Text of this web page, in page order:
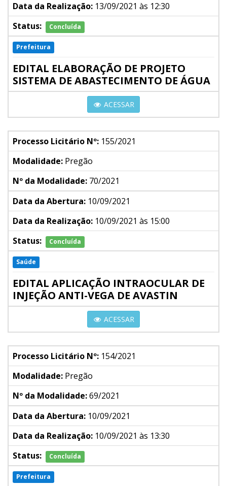
Data da Realização: 13/09/2021 às 12:30
Status:
Concluída
Prefeitura
EDITAL ELABORAÇÃO DE PROJETO
SISTEMA DE ABASTECIMENTO DE ÁGUA
ACESSAR
Processo Licitário Nº: 155/2021
Modalidade: Pregão
Nº da Modalidade: 70/2021
Data da Abertura: 10/09/2021
Data da Realização: 10/09/2021 às 15:00
Status:
Concluída
Saúde
EDITAL APLICAÇÃO INTRAOCULAR DE
INJEÇÃO ANTI-VEGA DE AVASTIN
ACESSAR
Processo Licitário Nº: 154/2021
Modalidade: Pregão
Nº da Modalidade:69/2021
Data da Abertura: 10/09/2021
Data da Realização: 10/09/2021 às 13:30
Status:
Concluída
Prefeitura